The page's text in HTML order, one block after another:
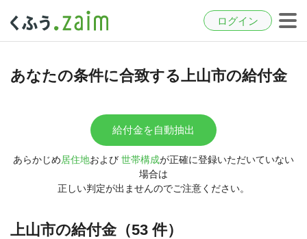
ログイン
あなたの条件に合致する上山市の給付金
給付金を自動抽出
あらかじめ居住地および 世帯構成が正確に登録いただいていない
場合は
正しい判定が出ませんのでご注意ください。
上山市の給付金（53 件）